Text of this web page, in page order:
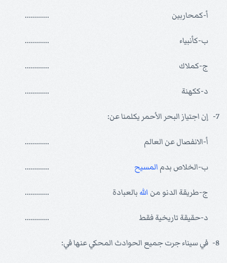
أ-كمحاربين ............
ب-كأنبياء ............
ج-كملاك ............
د-ككهنة ............
7- إن اجتياز البحر الأحمر يكلمنا عن:
أ-الانفصال عن العالم ............
ب-الخلاص بدم المسيح ............
ج-طريقة الدنو من الله بالعبادة ............
د-حقيقة تاريخية فقط ............
8- في سيناء جرت جميع الحوادث المحكي عنها في: